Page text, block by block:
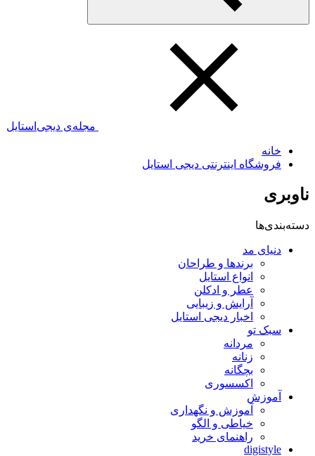
مجله‌ی دیجی‌استایل
خانه
فروشگاه اینترنتی دیجی استایل
ناوبری
دسته‌بندی‌ها
دنیای مد
برندها و طراحان
انواع استایل
عطر و ادکلن
آرایش و زیبایی
اخبار دیجی استایل
سبک تو
مردانه
زنانه
بچگانه
اکسسوری
آموزش
آموزش و نگهداری
خیاطی و الگو
راهنمای خرید
digistyle